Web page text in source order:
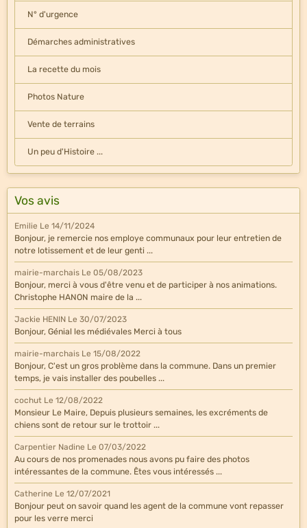
N° d'urgence
Démarches administratives
La recette du mois
Photos Nature
Vente de terrains
Un peu d'Histoire ...
Vos avis
Emilie Le 14/11/2024
Bonjour, je remercie nos employe communaux pour leur entretien de
notre lotissement et de leur genti ...
mairie-marchais Le 05/08/2023
Bonjour, merci à vous d'être venu et de participer à nos animations.
Christophe HANON maire de la ...
Jackie HENIN Le 30/07/2023
Bonjour, Génial les médiévales Merci à tous
mairie-marchais Le 15/08/2022
Bonjour, C'est un gros problème dans la commune. Dans un premier
temps, je vais installer des poubelles ...
cochut Le 12/08/2022
Monsieur Le Maire, Depuis plusieurs semaines, les excréments de
chiens sont de retour sur le trottoir ...
Carpentier Nadine Le 07/03/2022
Au cours de nos promenades nous avons pu faire des photos
intéressantes de la commune. Êtes vous intéressés ...
Catherine Le 12/07/2021
Bonjour peut on savoir quand les agent de la commune vont repasser
pour les verre merci